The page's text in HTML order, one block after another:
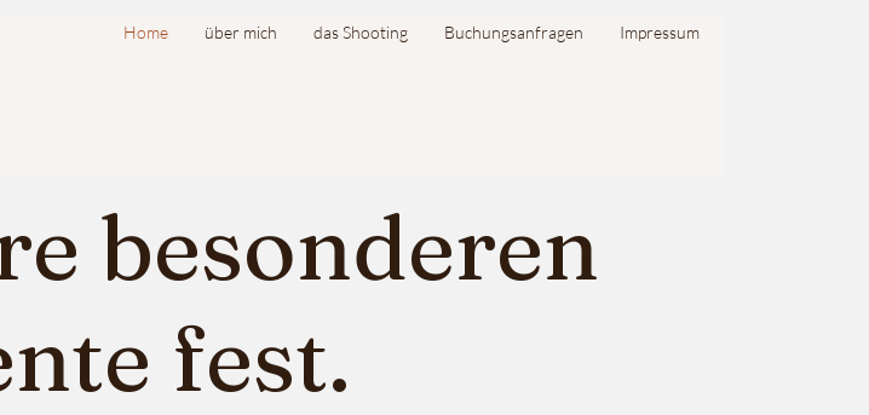
Home über mich das Shooting Buchungsanfragen Impressum
besonderen
fest.